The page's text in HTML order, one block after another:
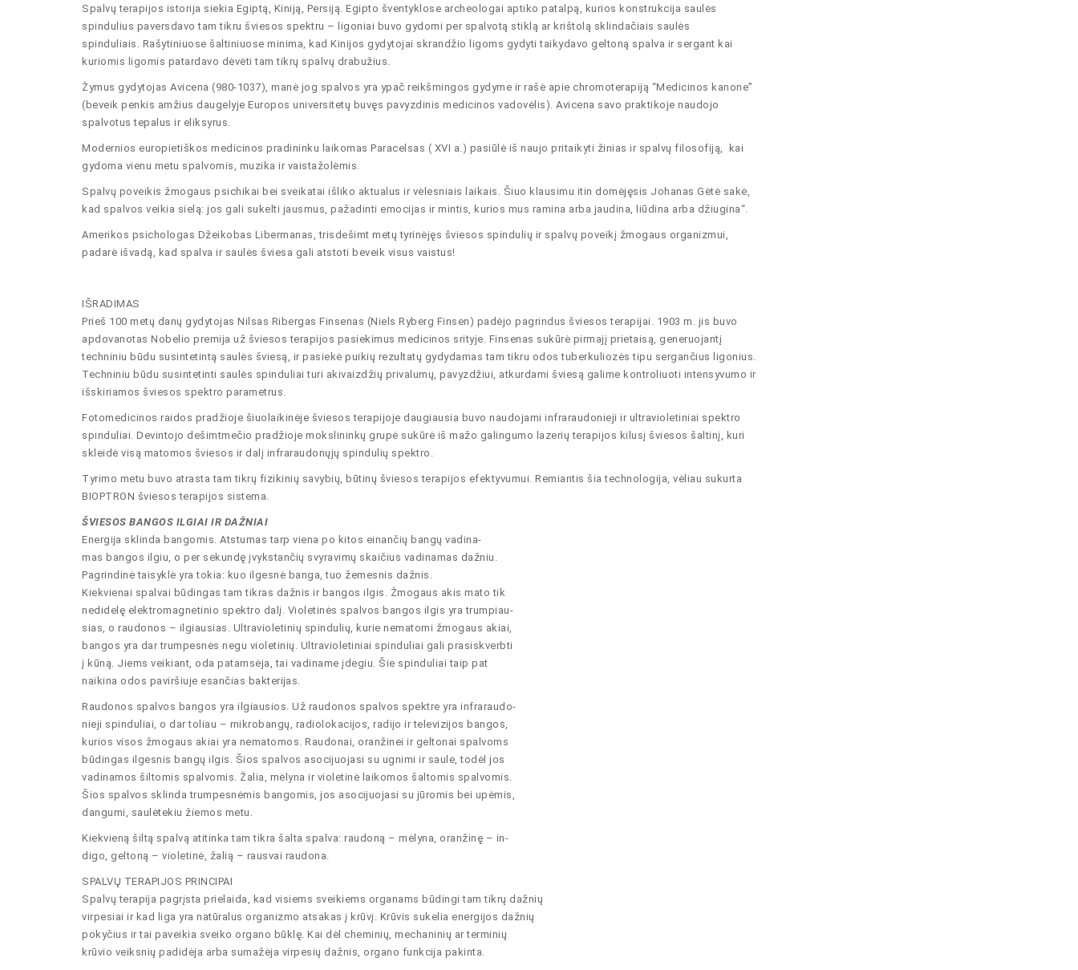
Spalvų terapijos istorija siekia Egiptą, Kiniją, Persiją. Egipto šventyklose archeologai aptiko patalpą, kurios konstrukcija saulės
spindulius paversdavo tam tikru šviesos spektru – ligoniai buvo gydomi per spalvotą stiklą ar krištolą sklindačiais saulės
spinduliais. Rašytiniuose šaltiniuose minima, kad Kinijos gydytojai skrandžio ligoms gydyti taikydavo geltoną spalva ir sergant kai
kuriomis ligomis patardavo dėvėti tam tikrų spalvų drabužius.
Žymus gydytojas Avicena (980-1037), manė jog spalvos yra ypač reikšmingos gydyme ir rašė apie chromoterapiją “Medicinos kanone”
(beveik penkis amžius daugelyje Europos universitetų buvęs pavyzdinis medicinos vadovėlis). Avicena savo praktikoje naudojo
spalvotus tepalus ir eliksyrus.
Modernios europietiškos medicinos pradininku laikomas Paracelsas ( XVI a.) pasiūlė iš naujo pritaikyti žinias ir spalvų filosofiją, kai
gydoma vienu metu spalvomis, muzika ir vaistažolėmis.
Spalvų poveikis žmogaus psichikai bei sveikatai išliko aktualus ir vėlesniais laikais. Šiuo klausimu itin domėjęsis Johanas Gėtė sakė,
kad spalvos veikia sielą: jos gali sukelti jausmus, pažadinti emocijas ir mintis, kurios mus ramina arba jaudina, liūdina arba džiugina“.
Amerikos psichologas Džeikobas Libermanas, trisdešimt metų tyrinėjęs šviesos spindulių ir spalvų poveikį žmogaus organizmui,
padarė išvadą, kad spalva ir saulės šviesa gali atstoti beveik visus vaistus!
IŠRADIMAS
Prieš 100 metų danų gydytojas Nilsas Ribergas Finsenas (Niels Ryberg Finsen) padėjo pagrindus šviesos terapijai. 1903 m. jis buvo
apdovanotas Nobelio premija už šviesos terapijos pasiekimus medicinos srityje. Finsenas sukūrė pirmajį prietaisą, generuojantį
techniniu būdu susintetintą saulės šviesą, ir pasiekė puikių rezultatų gydydamas tam tikru odos tuberkuliozės tipu sergančius ligonius.
Techniniu būdu susintetinti saulės spinduliai turi akivaizdžių privalumų, pavyzdžiui, atkurdami šviesą galime kontroliuoti intensyvumo ir
išskiriamos šviesos spektro parametrus.
Fotomedicinos raidos pradžioje šiuolaikinėje šviesos terapijoje daugiausia buvo naudojami infraraudonieji ir ultravioletiniai spektro
spinduliai. Devintojo dešimtmečio pradžioje mokslininkų grupė sukūrė iš mažo galingumo lazerių terapijos kilusį šviesos šaltinį, kuri
skleidė visą matomos šviesos ir dalį infraraudonųjų spindulių spektro.
Tyrimo metu buvo atrasta tam tikrų fizikinių savybių, būtinų šviesos terapijos efektyvumui. Remiantis šia technologija, vėliau sukurta
BIOPTRON šviesos terapijos sistema.
ŠVIESOS BANGOS ILGIAI IR DAŽNIAI
Energĳa sklinda bangomis. Atstumas tarp viena po kitos einančių bangų vadina-
mas bangos ilgiu, o per sekundę įvykstančių svyravimų skaičius vadinamas dažniu.
Pagrindinė taisyklė yra tokia: kuo ilgesnė banga, tuo žemesnis dažnis.
Kiekvienai spalvai būdingas tam tikras dažnis ir bangos ilgis. Žmogaus akis mato tik
nedidelę elektromagnetinio spektro dalį. Violetinės spalvos bangos ilgis yra trumpiau-
sias, o raudonos – ilgiausias. Ultravioletinių spindulių, kurie nematomi žmogaus akiai,
bangos yra dar trumpesnės negu violetinių. Ultravioletiniai spinduliai gali prasiskverbti
į kūną. Jiems veikiant, oda patamsėja, tai vadiname įdegiu. Šie spinduliai taip pat
naikina odos paviršiuje esančias bakterĳas.
Raudonos spalvos bangos yra ilgiausios. Už raudonos spalvos spektre yra infraraudo-
nieji spinduliai, o dar toliau – mikrobangų, radiolokacĳos, radĳo ir televizĳos bangos,
kurios visos žmogaus akiai yra nematomos. Raudonai, oranžinei ir geltonai spalvoms
būdingas ilgesnis bangų ilgis. Šios spalvos asocĳuojasi su ugnimi ir saule, todėl jos
vadinamos šiltomis spalvomis. Žalia, mėlyna ir violetinė laikomos šaltomis spalvomis.
Šios spalvos sklinda trumpesnėmis bangomis, jos asocĳuojasi su jūromis bei upėmis,
dangumi, saulėtekiu žiemos metu.
Kiekvieną šiltą spalvą atitinka tam tikra šalta spalva: raudoną – mėlyna, oranžinę – in-
digo, geltoną – violetinė, žalią – rausvai raudona.
SPALVŲ TERAPIJOS PRINCIPAI
Spalvų terapĳa pagrįsta prielaida, kad visiems sveikiems organams būdingi tam tikrų dažnių
virpesiai ir kad liga yra natūralus organizmo atsakas į krūvį. Krūvis sukelia energĳos dažnių
pokyčius ir tai paveikia sveiko organo būklę. Kai dėl cheminių, mechaninių ar terminių
krūvio veiksnių padidėja arba sumažėja virpesių dažnis, organo funkcĳa pakinta.